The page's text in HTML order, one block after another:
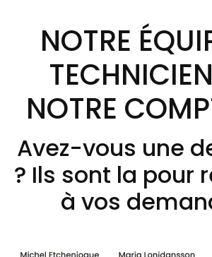
NOTRE
NOTRE
Avez-vous une
? Ils sont la pour
à vos